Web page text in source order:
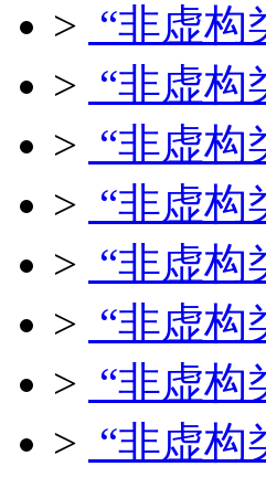
> “非虚
> “非虚
> “非虚
> “非虚
> “非虚
> “非虚
> “非虚
> “非虚